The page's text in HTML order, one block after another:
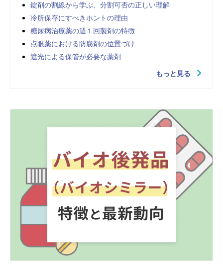
錠剤の割線から学ぶ、分割可否の正しい理解
冷所保存にすべきホントの理由
糖尿病治療薬の週１回製剤の特徴
点眼薬における防腐剤の位置づけ
遮光による保管が必要な薬剤
もっと見る